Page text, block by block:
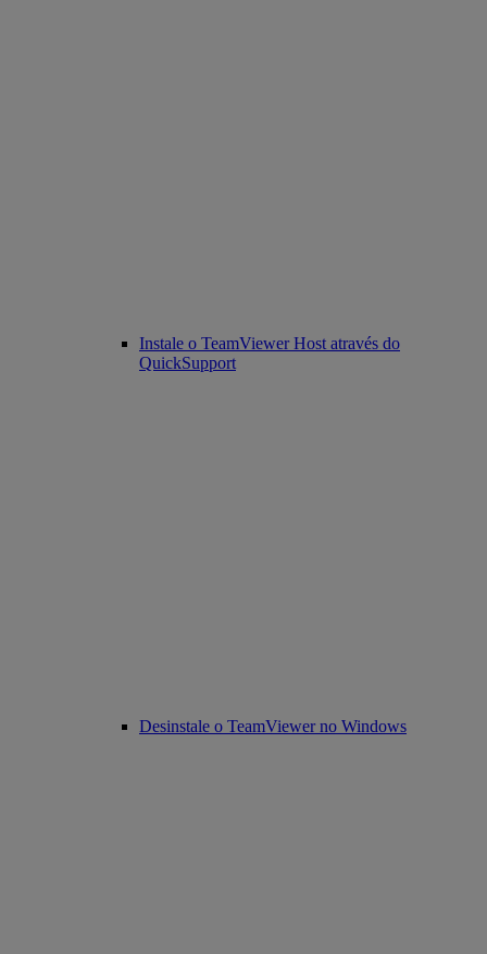
Instale o TeamViewer Host através do
QuickSupport
Desinstale o TeamViewer no Windows